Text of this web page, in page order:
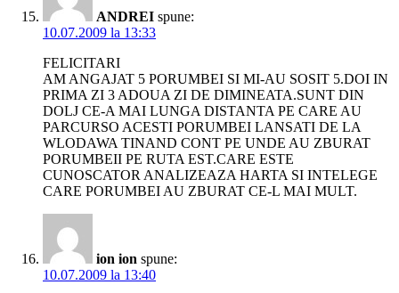
ANDREI spune:
10.07.2009 la 13:33
FELICITARI
AM ANGAJAT 5 PORUMBEI SI MI-AU SOSIT 5.DOI IN
PRIMA ZI 3 ADOUA ZI DE DIMINEATA.SUNT DIN
DOLJ CE-A MAI LUNGA DISTANTA PE CARE AU
PARCURSO ACESTI PORUMBEI LANSATI DE LA
WLODAWA TINAND CONT PE UNDE AU ZBURAT
PORUMBEII PE RUTA EST.CARE ESTE
CUNOSCATOR ANALIZEAZA HARTA SI INTELEGE
CARE PORUMBEI AU ZBURAT CE-L MAI MULT.
ion ion spune:
10.07.2009 la 13:40